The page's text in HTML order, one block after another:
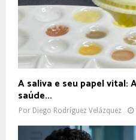
A saliva e seu papel vital:
saúde...
Por Diego Rodríguez Velázquez